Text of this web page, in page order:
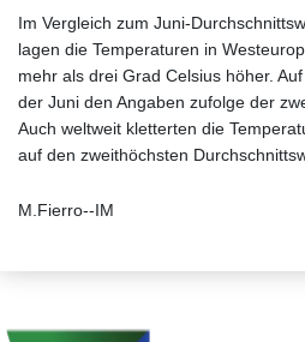
Im Vergleich zum Juni-
lagen die Temperaturen in
mehr als drei Grad Celsius höher.
der Juni den Angaben zufolge der
Auch weltweit kletterten die
auf den zweithöchsten
M.Fierro--IM